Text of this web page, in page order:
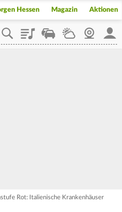
Hessen Magazin Aktionen
PlaylistStaupilotWetterWebcam
Rot: Italienische Krankenhäuser